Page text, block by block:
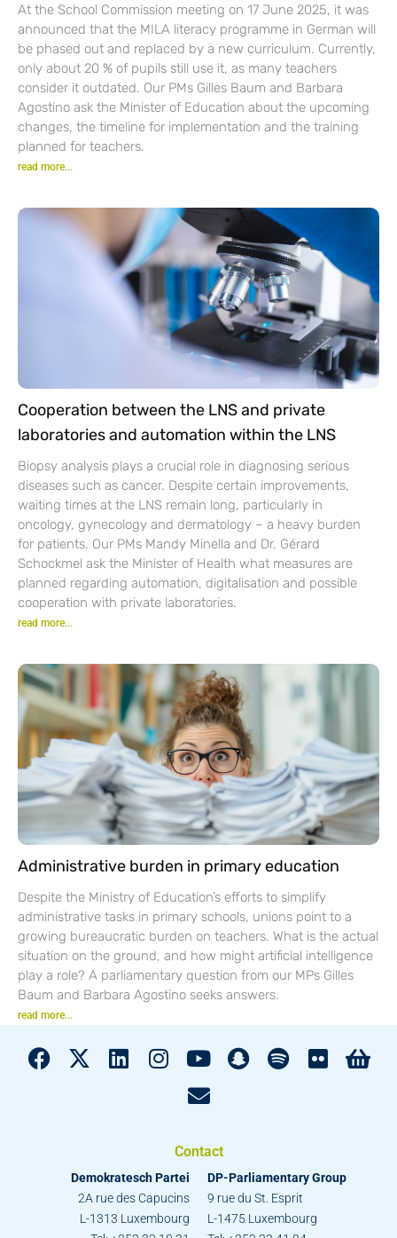
At the School Commission meeting on 17 June 2025, it was
announced that the MILA literacy programme in German will
be phased out and replaced by a new curriculum. Currently,
only about 20 % of pupils still use it, as many teachers
consider it outdated. Our PMs Gilles Baum and Barbara
Agostino ask the Minister of Education about the upcoming
changes, the timeline for implementation and the training
planned for teachers.
read more...
Cooperation between the LNS and private
laboratories and automation within the LNS
Biopsy analysis plays a crucial role in diagnosing serious
diseases such as cancer. Despite certain improvements,
waiting times at the LNS remain long, particularly in
oncology, gynecology and dermatology – a heavy burden
for patients. Our PMs Mandy Minella and Dr. Gérard
Schockmel ask the Minister of Health what measures are
planned regarding automation, digitalisation and possible
cooperation with private laboratories.
read more...
Administrative burden in primary education
Despite the Ministry of Education’s efforts to simplify
administrative tasks in primary schools, unions point to a
growing bureaucratic burden on teachers. What is the actual
situation on the ground, and how might artificial intelligence
play a role? A parliamentary question from our MPs Gilles
Baum and Barbara Agostino seeks answers.
read more...
Contact
Demokratesch Partei
2A rue des Capucins
L-1313 Luxembourg
DP-Parliamentary Group
9 rue du St. Esprit
L-1475 Luxembourg